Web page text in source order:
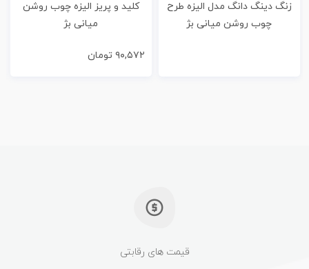
زنگ دینگ دانگ مدل الیزه طرح
چوب روشن میانی بژ
کلید و پریز الیزه چوب روشن
میانی بژ
۹۰,۵۷۲ تومان
قیمت های رقابتی